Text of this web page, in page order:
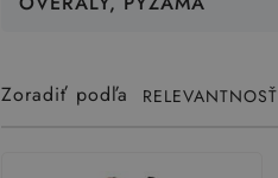
Zoradiť podľa RELEVANTNOSŤ